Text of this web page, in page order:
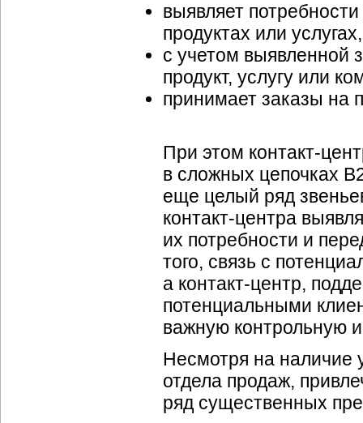
выявляет
продуктах или
с учетом выявленной
продукт, услугу или
принимает заказы на
При этом контакт-
в сложных цепочках
еще целый ряд
контакт-центра
их потребности и
того, связь с
а контакт-центр,
потенциальными
важную контрольную
Несмотря на наличие
отдела продаж,
ряд существенных